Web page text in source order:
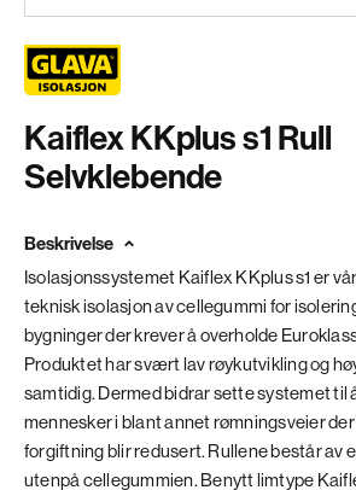
Kaiflex KKplus s1 Rull
Selvklebende
Beskrivelse
Isolasjonssystemet Kaiflex KKplus s1 er
teknisk isolasjon av cellegummi for
bygninger der krever å overholde
Produktet har svært lav røykutvikling og
samtidig. Dermed bidrar sette systemet til
mennesker i blant annet rømningsveier
forgiftning blir redusert. Rullene består av
utenpå cellegummien. Benytt limtype